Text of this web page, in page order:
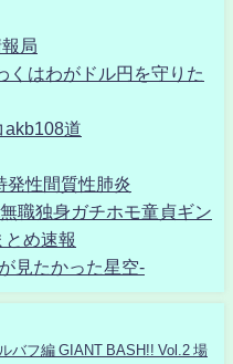
局
くはわがドル円を守りた
akb108道
性間質性肺炎
職独身ガチホモ童貞ギン
め速報
見たかった星空-
バフ編 GIANT BASH!! Vol.2 場